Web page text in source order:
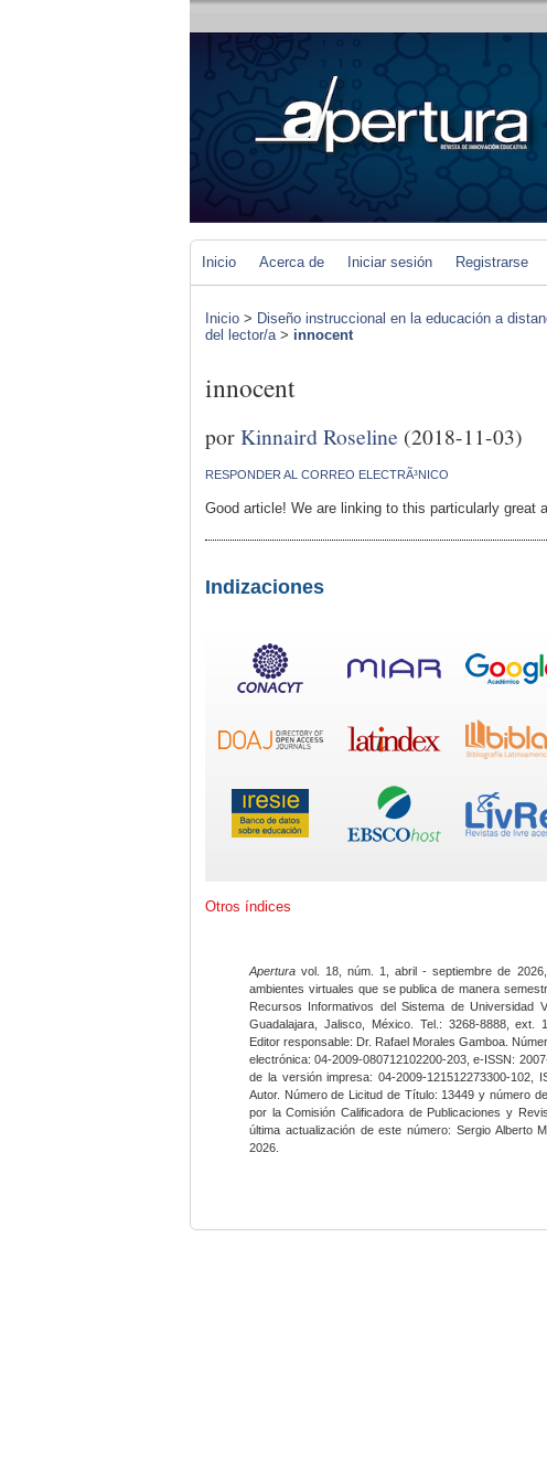
Inicio Acerca de Iniciar sesión Registrarse
Inicio > Diseño instruccional en la educación a
del lector/a> innocent
innocent
porKinnaird Roseline (2018-11-03)
RESPONDER AL CORREO ELECTRÃ³NICO
Good article! We are linking to this particularly great
Indizaciones
Otros índices
Apertura vol. 18, núm. 1, abril - septiembre de
ambientes virtuales que se publica de manera
Recursos Informativos del Sistema de Universidad
Guadalajara, Jalisco, México. Tel.: 3268-8888, ext.
Editor responsable: Dr. Rafael Morales Gamboa.
electrónica: 04-2009-080712102200-203, e-ISSN:
de la versión impresa: 04-2009-121512273300-102,
Autor. Número de Licitud de Título: 13449 y número
por la Comisión Calificadora de Publicaciones y
última actualización de este número: Sergio Alberto
2026.